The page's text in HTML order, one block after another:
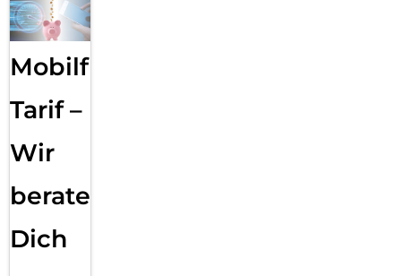
Mobilfunk
Tarif –
Wir
beraten
Dich